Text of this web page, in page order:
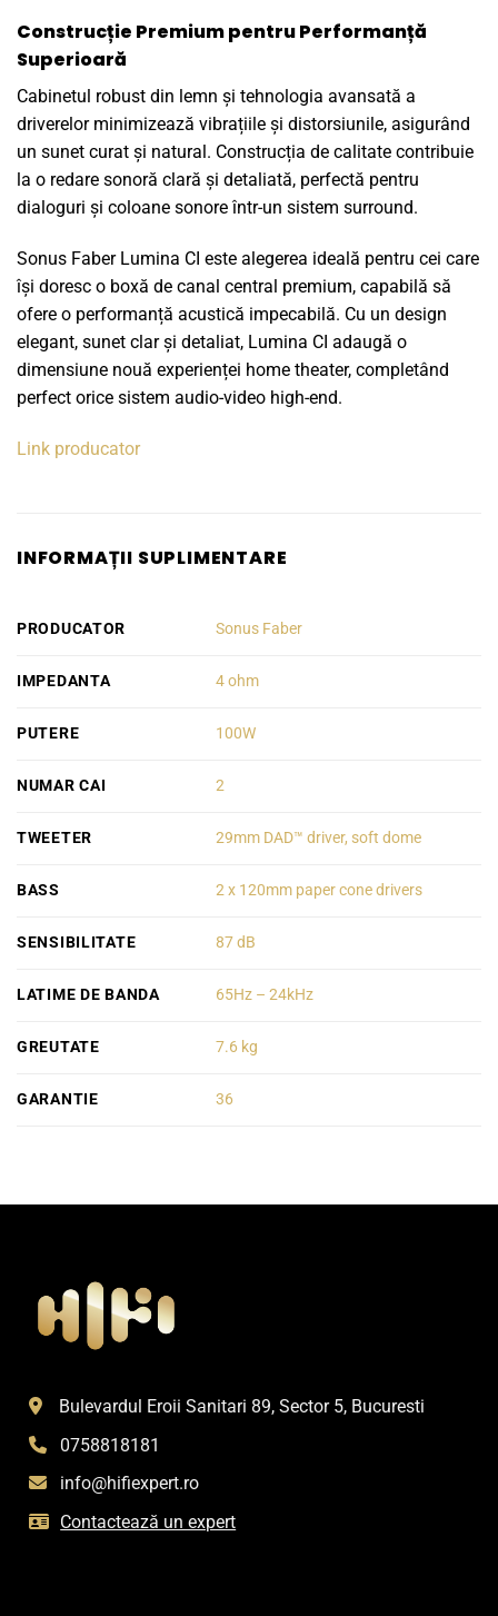
Construcție Premium pentru Performanță
Superioară
Cabinetul robust din lemn și tehnologia avansată a
driverelor minimizează vibrațiile și distorsiunile, asigurând
un sunet curat și natural. Construcția de calitate contribuie
la o redare sonoră clară și detaliată, perfectă pentru
dialoguri și coloane sonore într-un sistem surround.
Sonus Faber Lumina CI este alegerea ideală pentru cei care
își doresc o boxă de canal central premium, capabilă să
ofere o performanță acustică impecabilă. Cu un design
elegant, sunet clar și detaliat, Lumina CI adaugă o
dimensiune nouă experienței home theater, completând
perfect orice sistem audio-video high-end.
Link producator
INFORMAȚII SUPLIMENTARE
PRODUCATOR Sonus Faber
IMPEDANTA 4 ohm
PUTERE 100W
NUMAR CAI 2
TWEETER 29mm DAD™ driver, soft dome
BASS 2 x 120mm paper cone drivers
SENSIBILITATE 87 dB
LATIME DE BANDA 65Hz – 24kHz
GREUTATE 7.6 kg
GARANTIE 36
Bulevardul Eroii Sanitari 89, Sector 5, Bucuresti
0758818181
info@hifiexpert.ro
Contactează un expert